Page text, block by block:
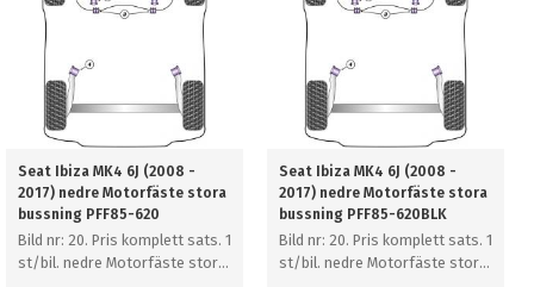
Seat Ibiza MK4 6J (2008 -
2017) nedre Motorfäste stora
bussning PFF85-620
Bild nr: 20. Pris komplett sats. 1
st/bil. nedre Motorfäste stora
Seat Ibiza MK4 6J (2008 -
2017) nedre Motorfäste stora
bussning PFF85-620BLK
Bild nr: 20. Pris komplett sats. 1
st/bil. nedre Motorfäste stora